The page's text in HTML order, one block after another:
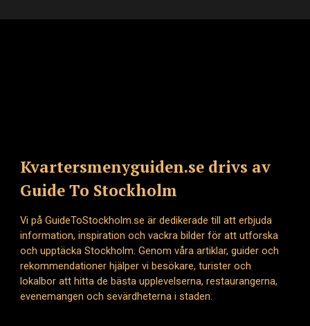
Kvartersmenyguiden.se drivs av
Guide To Stockholm
Vi på GuideToStockholm.se är dedikerade till att erbjuda
information, inspiration och vackra bilder för att utforska
och upptäcka Stockholm. Genom våra artiklar, guider och
rekommendationer hjälper vi besökare, turister och
lokalbor att hitta de bästa upplevelserna, restaurangerna,
evenemangen och sevärdheterna i staden.